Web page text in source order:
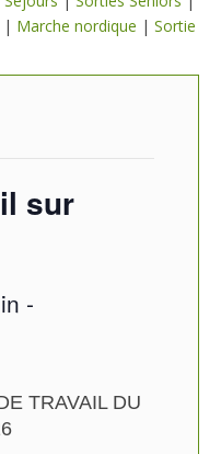
| Marche nordique | Sortie
sur
-
DU